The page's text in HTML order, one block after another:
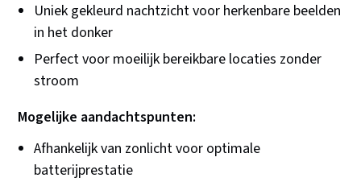
Uniek gekleurd nachtzicht voor herkenbare beelden
in het donker
Perfect voor moeilijk bereikbare locaties zonder
stroom
Mogelijke aandachtspunten:
Afhankelijk van zonlicht voor optimale
batterijprestatie